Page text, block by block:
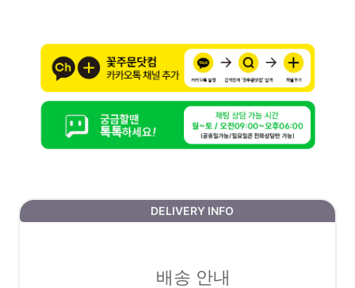
DELIVERY INFO
배송 안내